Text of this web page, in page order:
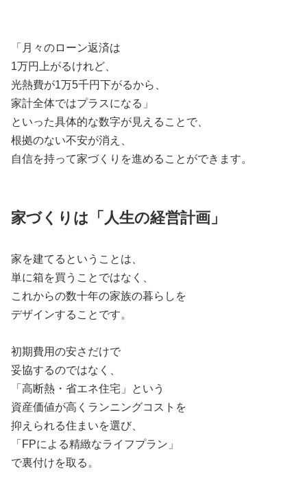
「月々のローン返済は
1万円上がるけれど、
光熱費が1万5千円下がるから、
家計全体ではプラスになる」
といった具体的な数字が見えることで、
根拠のない不安が消え、
自信を持って家づくりを進めることができます。
家づくりは「人生の経営計画」
家を建てるということは、
単に箱を買うことではなく、
これからの数十年の家族の暮らしを
デザインすることです。
初期費用の安さだけで
妥協するのではなく、
「高断熱・省エネ住宅」という
資産価値が高くランニングコストを
抑えられる住まいを選び、
「FPによる精緻なライフプラン」
で裏付けを取る。